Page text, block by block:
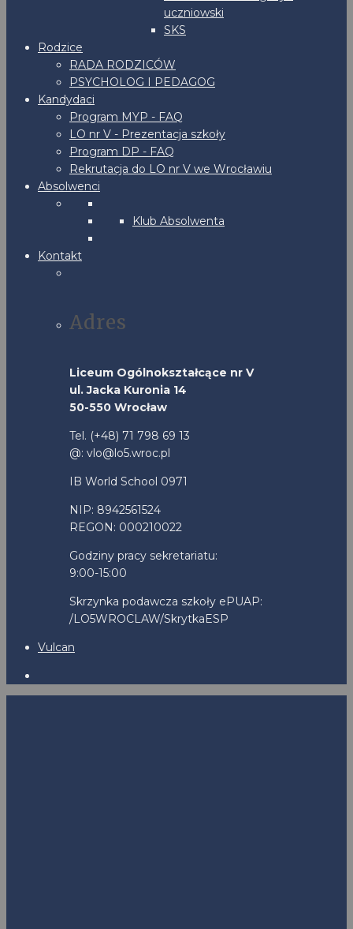
uczniowski
SKS
Rodzice
RADA RODZICÓW
PSYCHOLOG I PEDAGOG
Kandydaci
Program MYP - FAQ
LO nr V - Prezentacja szkoły
Program DP - FAQ
Rekrutacja do LO nr V we Wrocławiu
Absolwenci
Klub Absolwenta
Kontakt
Adres
Liceum Ogólnokształcące nr V
ul. Jacka Kuronia 14
50-550 Wrocław
Tel. (+48) 71 798 69 13
@: vlo@lo5.wroc.pl
IB World School 0971
NIP: 8942561524
REGON: 000210022
Godziny pracy sekretariatu:
9:00-15:00
Skrzynka podawcza szkoły ePUAP:
/LO5WROCLAW/SkrytkaESP
Vulcan